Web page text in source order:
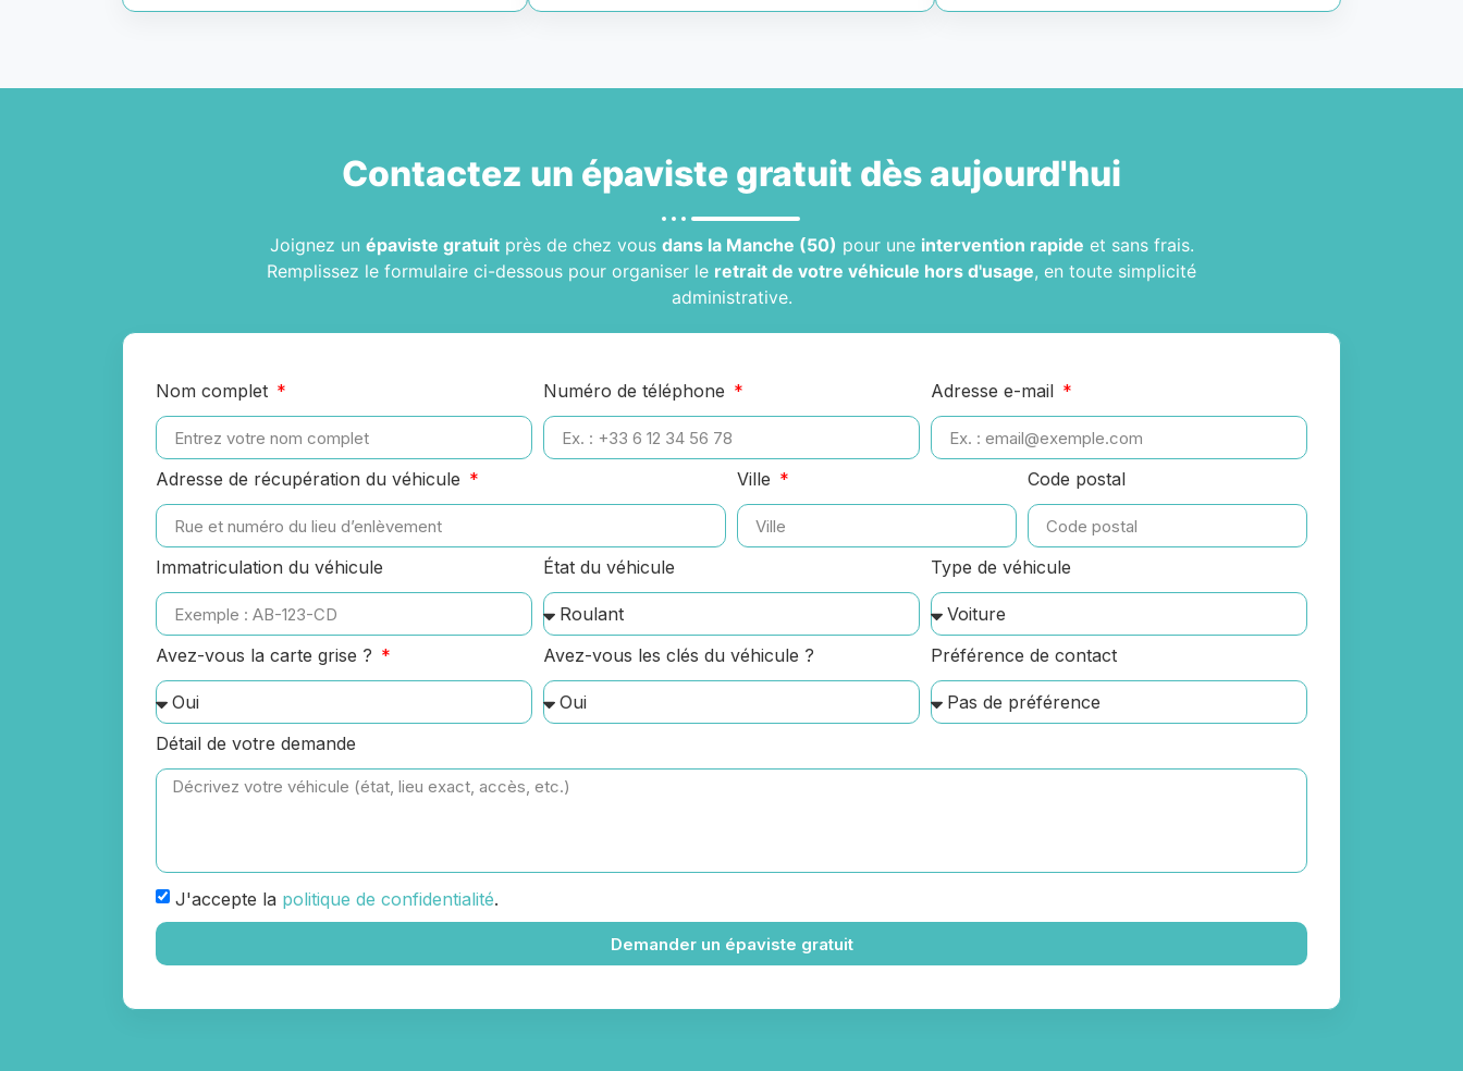
Contactez un épaviste gratuit dès aujourd'hui
Joignez un épaviste gratuitprès de chez vous dans la Manche (50) pour une intervention rapide et sans frais.
Remplissez le formulaire ci-dessous pour organiser le retrait de votre véhicule hors d'usage, en toute simplicité
administrative.
Nom complet Numéro de téléphone Adresse e-mail
Adresse de récupération du véhicule Ville Code postal
Immatriculation du véhicule État du véhicule Type de véhicule
Avez-vous la carte grise ? Avez-vous les clés du véhicule ? Préférence de contact
Détail de votre demande
J'accepte la politique de confidentialité.
Demander un épaviste gratuit